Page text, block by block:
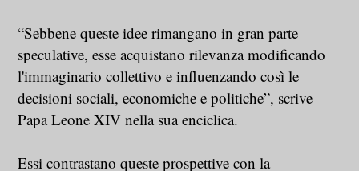
“Sebbene queste idee rimangano in gran parte
speculative, esse acquistano rilevanza modificando
l'immaginario collettivo e influenzando così le
decisioni sociali, economiche e politiche”, scrive
Papa Leone XIV nella sua enciclica.
Essi contrastano queste prospettive con la